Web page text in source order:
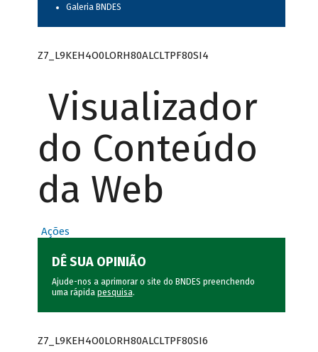
Galeria BNDES
Z7_L9KEH4O0LORH80ALCLTPF80SI4
Visualizador
do Conteúdo
da Web
Ações
DÊ SUA OPINIÃO
Ajude-nos a aprimorar o site do BNDES preenchendo
uma rápida pesquisa.
Z7_L9KEH4O0LORH80ALCLTPF80SI6